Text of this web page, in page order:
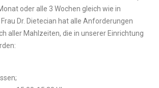
oder alle 3 Wochen gleich wie in
Dr. Dietecian hat alle Anforderungen
aller Mahlzeiten, die in unserer Einrichtung